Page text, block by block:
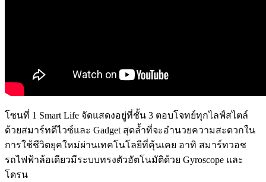
โซนที่ 1 Smart Life จัดแสดงอยู่ที่ชั้น 3 ตอบโจทย์ทุกไลฟ์สไตล์
ด้วยสมาร์ทดีไวซ์และ Gadget สุดล้ำที่จะอำนวยความสะดวกใน
การใช้ชีวิตยุคใหม่ผ่านเทคโนโลยีที่คุ้นเคย อาทิ สมาร์ทวอช
รถไฟฟ้าล้อเดียวมีระบบทรงตัวอัตโนมัติด้วย Gyroscope และ
โดรน